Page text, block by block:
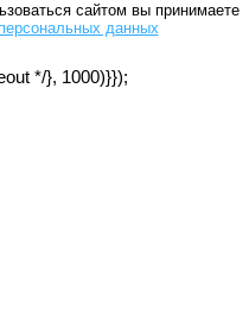
сайтом вы принимаете
данных
*/}, 1000)}});